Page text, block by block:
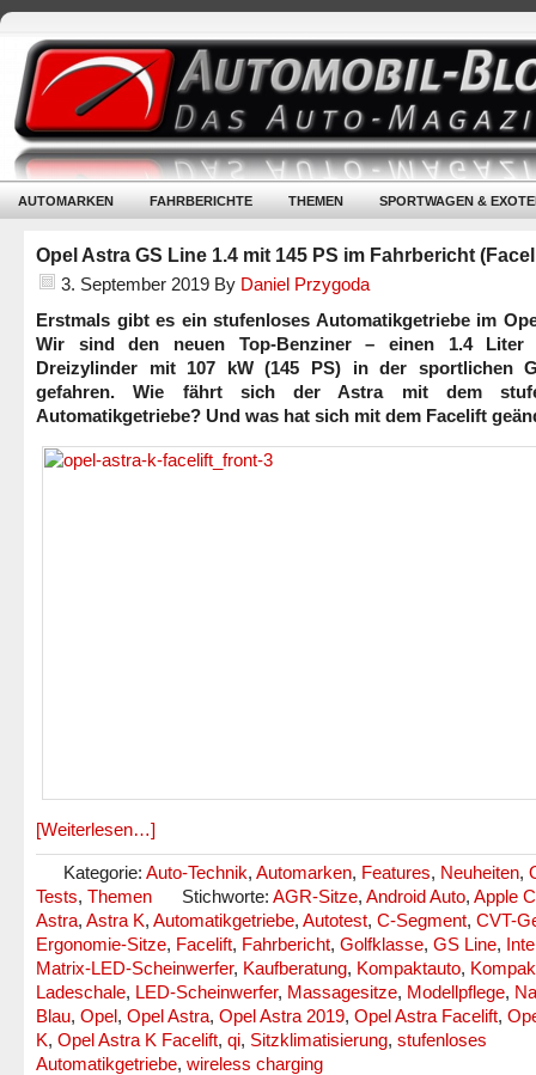
AUTOMARKEN FAHRBERICHTE THEMEN SPORTWAGEN &
Opel Astra GS Line 1.4 mit 145 PS im Fahrbericht
3. September 2019 By Daniel Przygoda
Erstmals gibt es ein stufenloses Automatikgetriebe im
Wir sind den neuen Top-Benziner – einen 1.4 Liter
Dreizylinder mit 107 kW (145 PS) in der sportlichen
gefahren. Wie fährt sich der Astra mit dem
Automatikgetriebe? Und was hat sich mit dem Facelift
[Weiterlesen…]
Kategorie: Auto-Technik, Automarken, Features, Neuheiten,
Tests, Themen Stichworte: AGR-Sitze, Android Auto, Apple
Astra, Astra K, Automatikgetriebe, Autotest, C-Segment, CVT-
Ergonomie-Sitze, Facelift, Fahrbericht, Golfklasse, GS Line,
Matrix-LED-Scheinwerfer, Kaufberatung, Kompaktauto,
Ladeschale, LED-Scheinwerfer, Massagesitze, Modellpflege,
Blau, Opel, Opel Astra, Opel Astra 2019, Opel Astra Facelift,
K, Opel Astra K Facelift, qi, Sitzklimatisierung, stufenloses
Automatikgetriebe, wireless charging